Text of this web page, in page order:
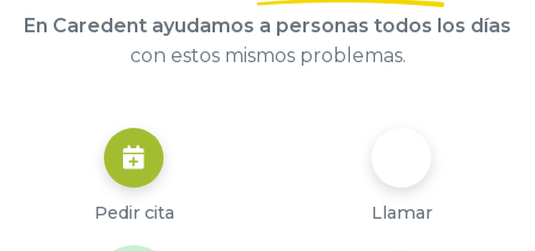
En Caredent ayudamos a personas todos los días
con estos mismos problemas.
Pedir cita Llamar